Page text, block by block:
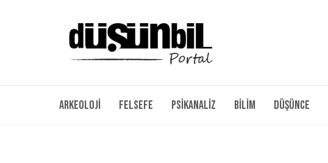
Arkeoloji Felsefe Psikanaliz Bilim Düşünce